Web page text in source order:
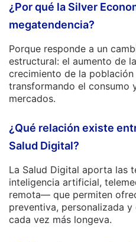
¿Por qué la Silver
megatendencia?
Porque responde a un
estructural: el aumento de
crecimiento de la población
transformando el consumo
mercados.
¿Qué relación existe
Salud Digital?
La Salud Digital aporta las
inteligencia artificial,
remota— que permiten
preventiva, personalizada
cada vez más longeva.